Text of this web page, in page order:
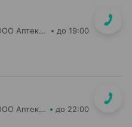
Столичная Аптека СП Самбест ООО Аптека №8 до 19:00
Столичная Аптека СП Самбест ООО Аптека №20 до 22:00